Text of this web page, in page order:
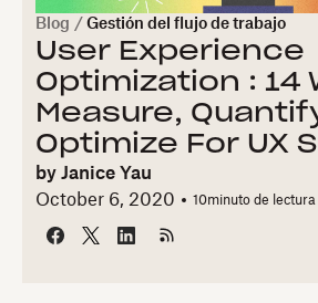
Blog / Gestión del flujo de trabajo
User Experience
Optimization : 14
Measure,
Optimize For UX
by Janice Yau
October 6, 2020
10minuto de lectura